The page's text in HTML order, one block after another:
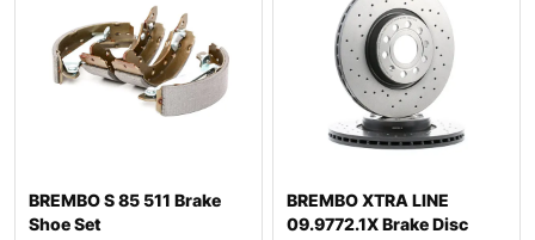
BREMBO S 85 511 Brake
Shoe Set
BREMBO XTRA LINE
09.9772.1X Brake Disc